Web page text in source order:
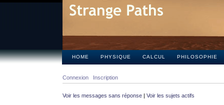
HOME PHYSIQUE CALCUL PHILOSOPHIE
Connexion Inscription
Voir les messages sans réponse | Voir les sujets actifs